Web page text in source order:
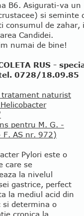
B6. Asigurati-va un
si seminte
consumul de
Candidei.
numai de bine!
RUS -
0728/18.09.85
tratament naturist
pentru M. G. -
F. AS nr. 972)
Pylori este o
care se
la nivelul
gastrice, perfect
la mediul acid din
si determina o
cronica la